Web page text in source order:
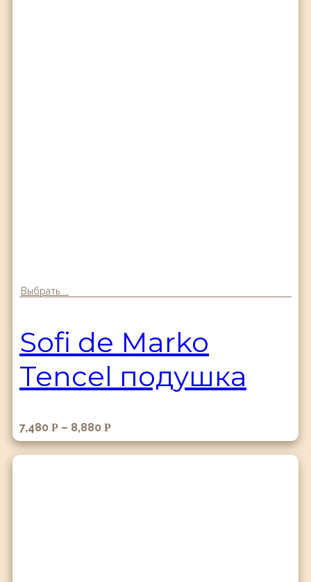
Выбрать ...
Sofi de Marko
Tencel подушка
7,480 Р – 8,880 Р